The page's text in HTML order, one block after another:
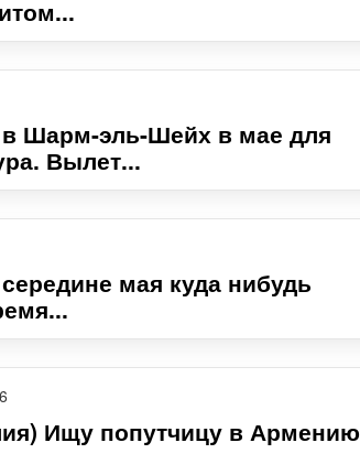
Шарм-эль-Шейх в мае для
Вылет...
мая куда нибудь
Ищу попутчицу в